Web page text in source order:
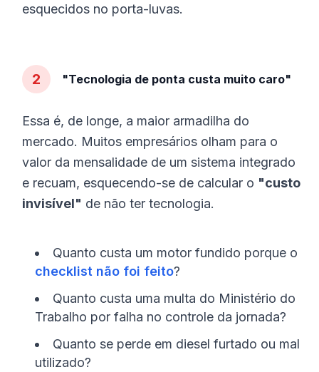
esquecidos no porta-luvas.
2 "Tecnologia de ponta custa muito caro"
Essa é, de longe, a maior armadilha do
mercado. Muitos empresários olham para o
valor da mensalidade de um sistema integrado
e recuam, esquecendo-se de calcular o "custo
invisível" de não ter tecnologia.
Quanto custa um motor fundido porque o
checklist não foi feito?
Quanto custa uma multa do Ministério do
Trabalho por falha no controle da jornada?
Quanto se perde em diesel furtado ou mal
utilizado?